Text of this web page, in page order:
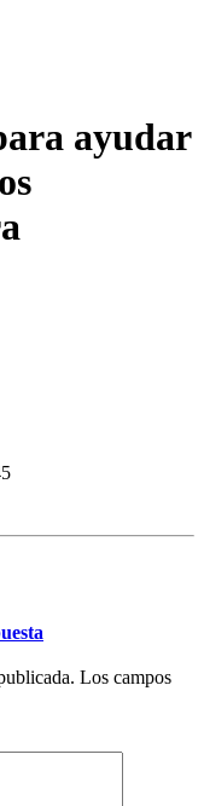
ayudar
Los campos